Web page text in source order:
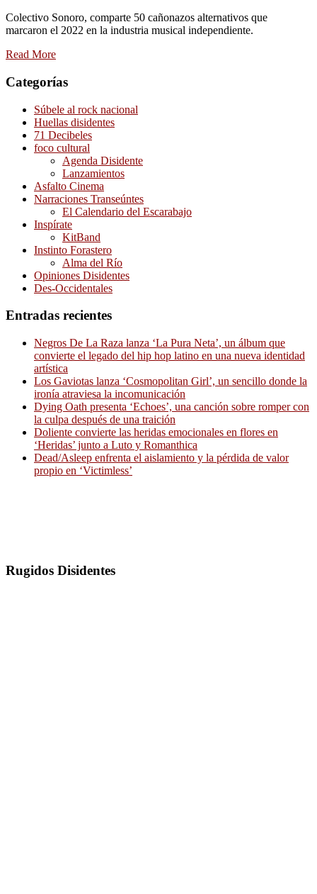
Colectivo Sonoro, comparte 50 cañonazos alternativos que
marcaron el 2022 en la industria musical independiente.
Read More
Categorías
Súbele al rock nacional
Huellas disidentes
71 Decibeles
foco cultural
Agenda Disidente
Lanzamientos
Asfalto Cinema
Narraciones Transeúntes
El Calendario del Escarabajo
Inspírate
KitBand
Instinto Forastero
Alma del Río
Opiniones Disidentes
Des-Occidentales
Entradas recientes
Negros De La Raza lanza ‘La Pura Neta’, un álbum que
convierte el legado del hip hop latino en una nueva identidad
artística
Los Gaviotas lanza ‘Cosmopolitan Girl’, un sencillo donde la
ironía atraviesa la incomunicación
Dying Oath presenta ‘Echoes’, una canción sobre romper con
la culpa después de una traición
Doliente convierte las heridas emocionales en flores en
‘Heridas’ junto a Luto y Romanthica
Dead/Asleep enfrenta el aislamiento y la pérdida de valor
propio en ‘Victimless’
Rugidos Disidentes